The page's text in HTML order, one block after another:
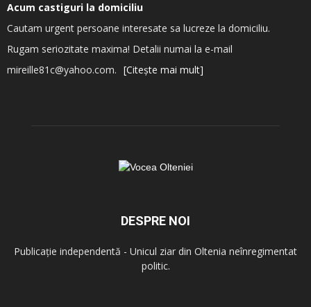
Acum castiguri la domiciliu
Cautam urgent persoane interesate sa lucreze la domiciliu.
Rugam seriozitate maxima! Detalii numai la e-mail
mireille81c@yahoo.com. [Citește mai mult]
DESPRE NOI
Publicație independentă - Unicul ziar din Oltenia neînregimentat
politic.